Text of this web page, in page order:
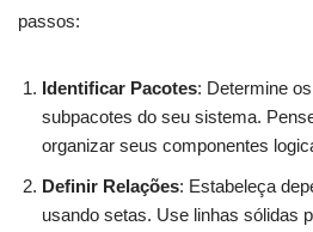
passos:
Identificar Pacotes: Determine
subpacotes do seu sistema.
organizar seus componentes
Definir Relações: Estabeleça
usando setas. Use linhas sólidas